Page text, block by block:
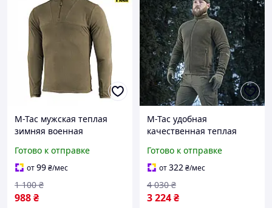
M-Tac мужская теплая
зимняя военная
молнии
Готово к отправке
от99₴/мес
988₴
1 100 ₴
M-Tac удобная
качественная теплая
хаки
Готово к отправке
от322₴/мес
3 224₴
4 030 ₴